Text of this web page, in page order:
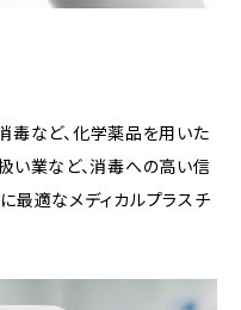
など、化学薬品を用いた
い業など、消毒への高い信
最適なメディカルプラスチ